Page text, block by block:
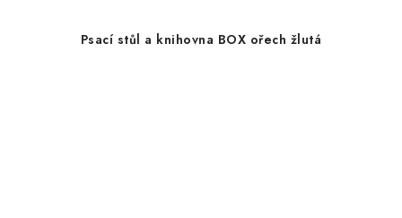
Psací stůl a knihovna BOX ořech žlutá